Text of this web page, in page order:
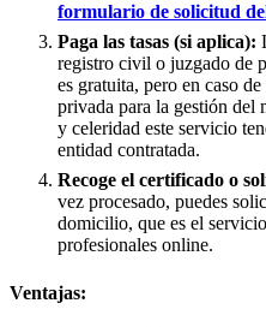
formulario de solicitud
Paga las tasas (si aplica):
registro civil o juzgado de
es gratuita, pero en caso
privada para la gestión del
y celeridad este servicio
entidad contratada.
Recoge el certificado o
vez procesado, puedes
domicilio, que es el
profesionales online.
Ventajas: